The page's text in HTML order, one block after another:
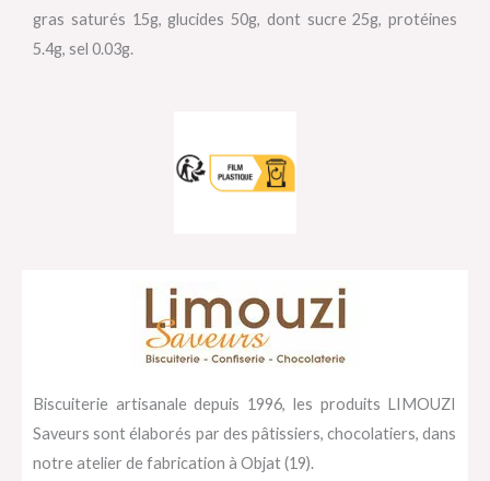
gras saturés 15g, glucides 50g, dont sucre 25g, protéines
5.4g, sel 0.03g.
Biscuiterie artisanale depuis 1996, les produits LIMOUZI
Saveurs sont élaborés par des pâtissiers, chocolatiers, dans
notre atelier de fabrication à Objat (19).